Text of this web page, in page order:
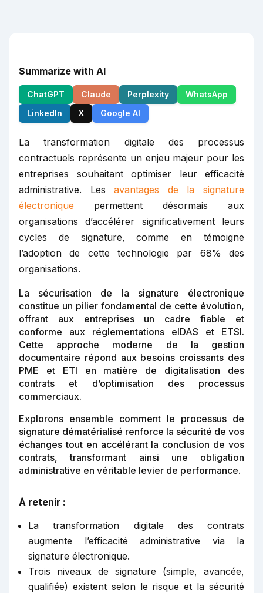
Summarize with AI
ChatGPT Claude Perplexity
WhatsApp
LinkedIn
X Google AI
La transformation digitale des processus
contractuels représente un enjeu majeur pour les
entreprises souhaitant optimiser leur efficacité
administrative. Lesavantages de la signature
électronique permettent désormais aux
organisations d’accélérer significativement leurs
cycles de signature, comme en témoigne
l’adoption de cette technologie par 68% des
organisations.
La sécurisation de la signature électronique
constitue un pilier fondamental de cette évolution,
offrant aux entreprises un cadre fiable et
conforme aux réglementations eIDAS et ETSI.
Cette approche moderne de la gestion
documentaire répond aux besoins croissants des
PME et ETI en matière de digitalisation des
contrats et d’optimisation des processus
commerciaux.
Explorons ensemble comment le processus de
signature dématérialisé renforce la sécurité de vos
échanges tout en accélérant la conclusion de vos
contrats, transformant ainsi une obligation
administrative en véritable levier de performance.
À retenir :
La transformation digitale des contrats
augmente l’efficacité administrative via la
signature électronique.
Trois niveaux de signature (simple, avancée,
qualifiée) existent selon le risque et la sécurité